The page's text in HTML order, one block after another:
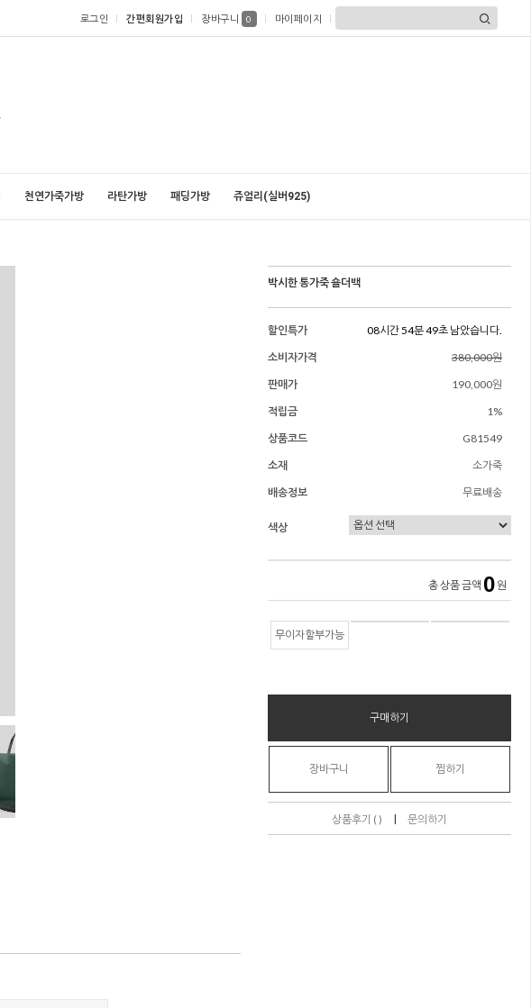
로그인 간편회원가입 장바구니 0 마이페이지
천연가죽가방 라탄가방 패딩가방 쥬얼리(실버925)
박시한 통가죽 숄더백
할인특가
08시간 54분 47초 남았습니다.
소비자가격
380,000원
판매가
190,000원
적립금
1%
상품코드
G81549
소재
소가죽
배송정보
무료배송
색상
총 상품 금액 0 원
무이자할부가능
구매하기
장바구니 찜하기
상품후기 ( ) | 문의하기